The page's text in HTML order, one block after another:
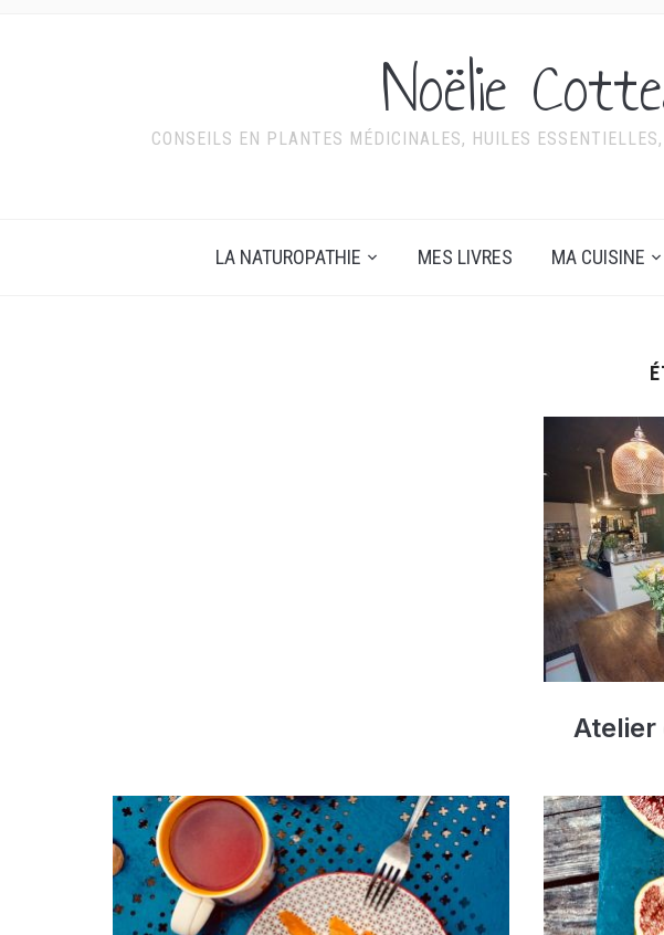
Noëlie
CONSEILS EN PLANTES MÉDICINALES, HUILES
LA NATUROPATHIE MES LIVRES MA CUISINE
Atelier